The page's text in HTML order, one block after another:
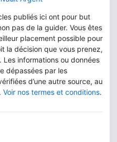
publiés ici ont pour but
pas de la guider. Vous êtes
placement possible pour
la décision que vous prenez,
informations ou données
dépassées par les
d’une autre source, au
Voir nos termes et conditions.